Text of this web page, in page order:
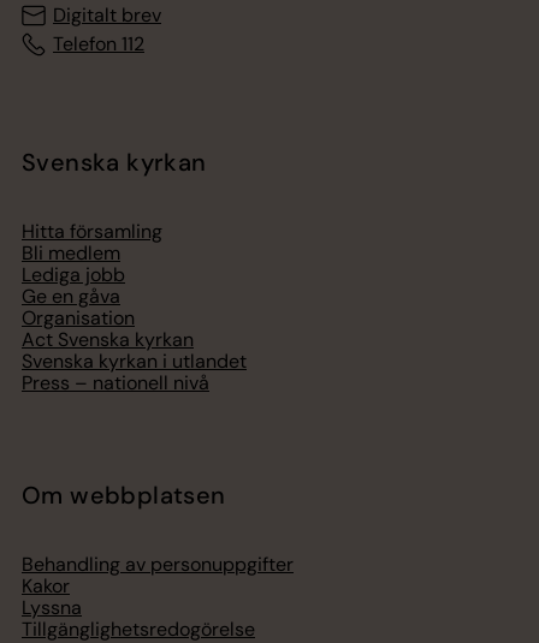
Digitalt brev
Telefon 112
Svenska kyrkan
Hitta församling
Bli medlem
Lediga jobb
Ge en gåva
Organisation
Act Svenska kyrkan
Svenska kyrkan i utlandet
Press – nationell nivå
Om webbplatsen
Behandling av personuppgifter
Kakor
Lyssna
Tillgänglighetsredogörelse